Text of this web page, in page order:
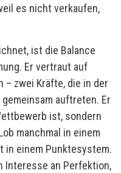
es nicht verkaufen,
ist die Balance
Er vertraut auf
– zwei Kräfte, die in der
auftreten. Er
ist, sondern
manchmal in einem
in einem Punktesystem.
Interesse an Perfektion,